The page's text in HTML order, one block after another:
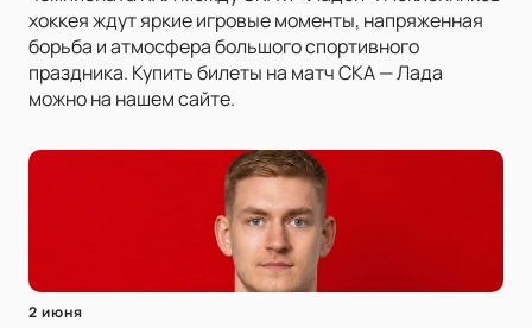
хоккея ждут яркие игровые моменты, напряженная
борьба и атмосфера большого спортивного
праздника. Купить билеты на матч СКА — Лада
можно на нашем сайте.
2 июня